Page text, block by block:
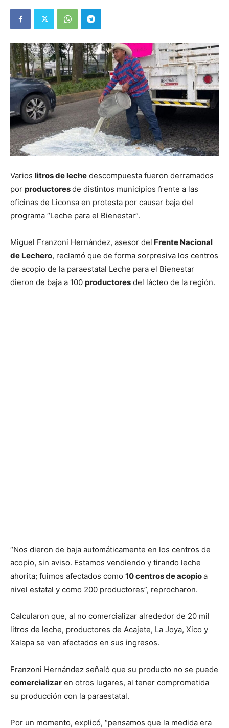
Varios litros de leche descompuesta fueron derramados
por productoresde distintos municipios frente a las
oficinas de Liconsa en protesta por causar baja del
programa “Leche para el Bienestar”.
Miguel Franzoni Hernández, asesor del Frente Nacional
de Lechero, reclamó que de forma sorpresiva los centros
de acopio de la paraestatal Leche para el Bienestar
dieron de baja a 100 productores del lácteo de la región.
“Nos dieron de baja automáticamente en los centros de
acopio, sin aviso. Estamos vendiendo y tirando leche
ahorita; fuimos afectados como 10 centros de acopioa
nivel estatal y como 200 productores”, reprocharon.
Calcularon que, al no comercializar alrededor de 20 mil
litros de leche, productores de Acajete, La Joya, Xico y
Xalapa se ven afectados en sus ingresos.
Franzoni Hernández señaló que su producto no se puede
comercializar en otros lugares, al tener comprometida
su producción con la paraestatal.
Por un momento, explicó, “pensamos que la medida era